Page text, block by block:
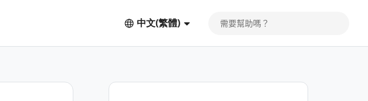
中文(繁體)